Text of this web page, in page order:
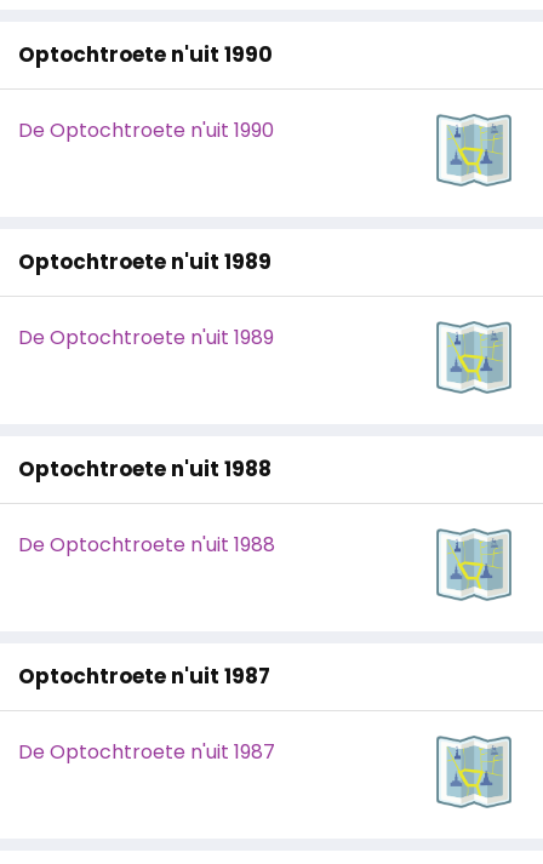
Optochtroete n'uit 1990
De Optochtroete n'uit 1990
Optochtroete n'uit 1989
De Optochtroete n'uit 1989
Optochtroete n'uit 1988
De Optochtroete n'uit 1988
Optochtroete n'uit 1987
De Optochtroete n'uit 1987